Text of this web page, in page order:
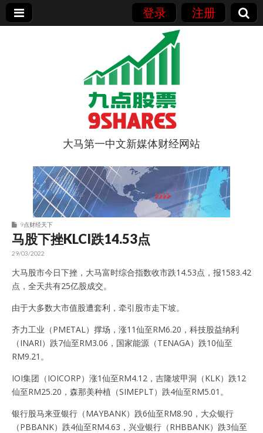
登录 注册
9点股票
大马第一中文新媒体财经网站
9点财经天下
马股下挫KLCI跌14.53点
29/03/2022
大马股市今日下挫，大马富时综合指数收市跌14.53点，报1583.42
点，全天共有25亿股成交。
由于大多数大市值股遭套利，牵引股市走下坡。
齐力工业（PMETAL）撑场，涨11仙至RM6.20，科技股益纳利
（INARI）跌7仙至RM3.06，国家能源（TENAGA）跌10仙至
RM9.21。
IOI集团（IOICORP）涨1仙至RM4.12，吉隆坡甲洞（KLK）跌12
仙至RM25.20，森那美种植（SIMEPLT）跌4仙至RM5.01。
银行股马来亚银行（MAYBANK）跌6仙至RM8.90，大众银行
（PBBANK）跌4仙至RM4.63，兴业银行（RHBBANK）跌3仙至